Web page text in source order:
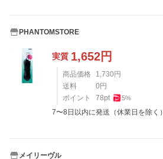
PHANTOMSTORE
実質 1,652円
商品価格 1,730 円
送料
0 円
ポイント
78pt 5%
7〜8日以内に発送（休業日を除く）
メイリーヴル